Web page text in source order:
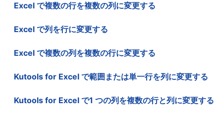
Excel で複数の行を複数の列に変更する
Excel で列を行に変更する
Excel で複数の列を複数の行に変更する
Kutools for Excel で範囲または単一行を列に変更する
Kutools for Excel で1 つの列を複数の行と列に変更する